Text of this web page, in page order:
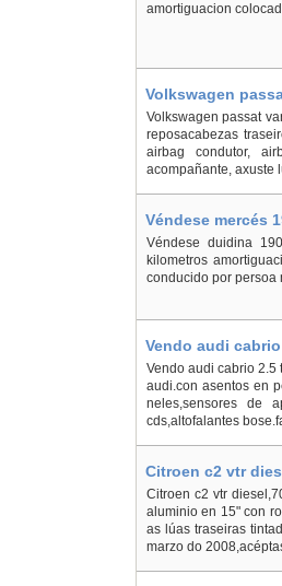
amortiguacion
Volkswagen
Volkswagen passat
reposacabezas
airbag condutor,
acompañante, axuste
Véndese mercés
Véndese duidina
kilometros
conducido por persoa
Vendo audi
Vendo audi cabrio 2.5
audi.con asentos en
neles,sensores de
cds,altofalantes
Citroen c2 vtr
Citroen c2 vtr
aluminio en 15" con
as lúas traseiras
marzo do